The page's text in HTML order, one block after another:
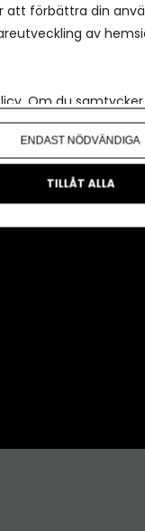
att förbättra din
av
. Om du
hittar du den
ENDAST NÖDVÄNDIGA
TILLÅT ALLA